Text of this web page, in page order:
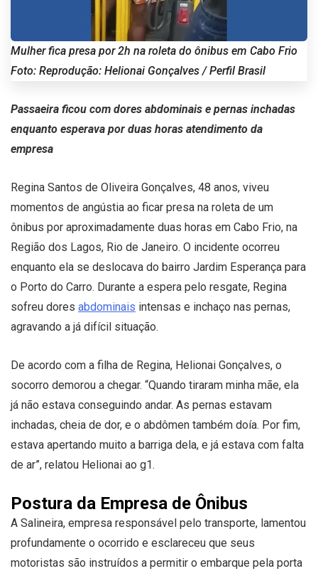
Mulher fica presa por 2h na roleta do ônibus em Cabo Frio
Foto: Reprodução: Helionai Gonçalves / Perfil Brasil
Passaeira ficou com dores abdominais e pernas inchadas
enquanto esperava por duas horas atendimento da
empresa
Regina Santos de Oliveira Gonçalves, 48 anos, viveu
momentos de angústia ao ficar presa na roleta de um
ônibus por aproximadamente duas horas em Cabo Frio, na
Região dos Lagos, Rio de Janeiro. O incidente ocorreu
enquanto ela se deslocava do bairro Jardim Esperança para
o Porto do Carro. Durante a espera pelo resgate, Regina
sofreu dores abdominais intensas e inchaço nas pernas,
agravando a já difícil situação.
De acordo com a filha de Regina, Helionai Gonçalves, o
socorro demorou a chegar. “Quando tiraram minha mãe, ela
já não estava conseguindo andar. As pernas estavam
inchadas, cheia de dor, e o abdômen também doía. Por fim,
estava apertando muito a barriga dela, e já estava com falta
de ar”, relatou Helionai ao g1.
Postura da Empresa de Ônibus
A Salineira, empresa responsável pelo transporte, lamentou
profundamente o ocorrido e esclareceu que seus
motoristas são instruídos a permitir o embarque pela porta